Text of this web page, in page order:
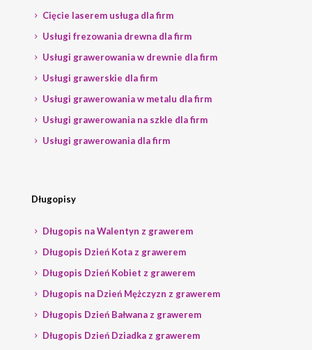
Cięcie laserem usługa dla firm
Usługi frezowania drewna dla firm
Usługi grawerowania w drewnie dla firm
Usługi grawerskie dla firm
Usługi grawerowania w metalu dla firm
Usługi grawerowania na szkle dla firm
Usługi grawerowania dla firm
Długopisy
Długopis na Walentyn z grawerem
Długopis Dzień Kota z grawerem
Długopis Dzień Kobiet z grawerem
Długopis na Dzień Mężczyzn z grawerem
Długopis Dzień Bałwana z grawerem
Długopis Dzień Dziadka z grawerem